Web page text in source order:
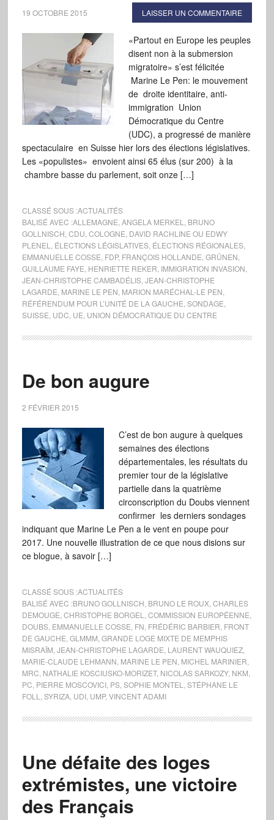
19 OCTOBRE 2015 LAISSER UN COMMENTAIRE
«Partout en Europe les peuples
disent non à la submersion
migratoire» s’est félicitée
Marine Le Pen: le mouvement
de droite identitaire, anti-
immigration Union
Démocratique du Centre
(UDC), a progressé de manière
spectaculaire en Suisse hier lors des élections législatives.
Les «populistes» envoient ainsi 65 élus (sur 200) à la
chambre basse du parlement, soit onze […]
CLASSÉ SOUS :ACTUALITÉS
BALISÉ AVEC :ALLEMAGNE ANGELA MERKEL
BRUNO
GOLLNISCH CDU COLOGNE DAVID RACHLINE OU EDWY
PLENEL
ÉLECTIONS LÉGISLATIVES, ÉLECTIONS RÉGIONALES,
EMMANUELLE COSSE FDP, FRANÇOIS HOLLANDE GRÜNEN
GUILLAUME FAYE HENRIETTE REKER IMMIGRATION INVASION
JEAN-CHRISTOPHE CAMBADÉLIS, JEAN-CHRISTOPHE
LAGARDE MARINE LE PEN MARION MARÉCHAL-LE PEN
RÉFÉRENDUM POUR L’UNITÉ DE LA GAUCHE SONDAGE
SUISSE UDC UE UNION DÉMOCRATIQUE DU CENTRE
De bon augure
2 FÉVRIER 2015
C’est de bon augure à quelques
semaines des élections
départementales, les résultats du
premier tour de la législative
partielle dans la quatrième
circonscription du Doubs viennent
confirmer les derniers sondages
indiquant que Marine Le Pen a le vent en poupe pour
2017. Une nouvelle illustration de ce que nous disions sur
ce blogue, à savoir […]
CLASSÉ SOUS :ACTUALITÉS
BALISÉ AVEC :BRUNO GOLLNISCH BRUNO LE ROUX, CHARLES
DEMOUGE CHRISTOPHE BORGEL COMMISSION EUROPÉENNE
DOUBS, EMMANUELLE COSSE FN FRÉDÉRIC BARBIER FRONT
DE GAUCHE GLMMM GRANDE LOGE MIXTE DE MEMPHIS
MISRAÏM JEAN-CHRISTOPHE LAGARDE LAURENT WAUQUIEZ,
MARIE-CLAUDE LEHMANN MARINE LE PEN MICHEL MARINIER
MRC NATHALIE KOSCIUSKO-MORIZET, NICOLAS SARKOZY, NKM
PC PIERRE MOSCOVICI, PS, SOPHIE MONTEL
STÉPHANE LE
FOLL
SYRIZA, UDI, UMP, VINCENT ADAMI
Une défaite des loges
extrémistes, une victoire
des Français